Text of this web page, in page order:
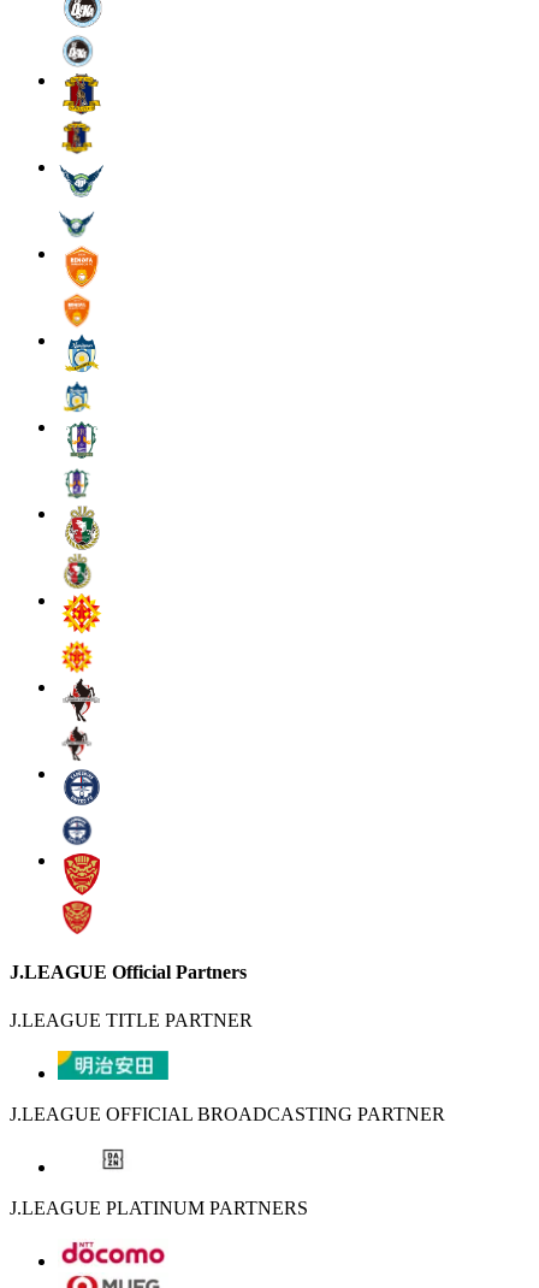
J.LEAGUE Official Partners
J.LEAGUE TITLE PARTNER
J.LEAGUE OFFICIAL BROADCASTING PARTNER
J.LEAGUE PLATINUM PARTNERS